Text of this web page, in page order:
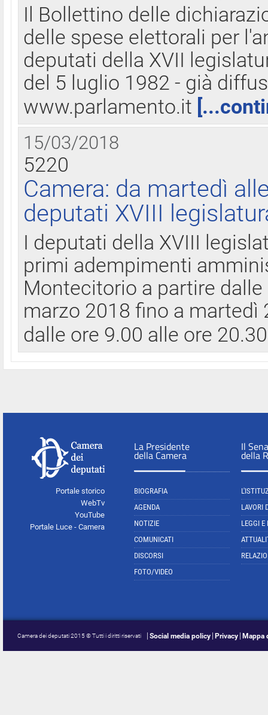
Il Bollettino delle
delle spese elettorali per
deputati della XVII
del 5 luglio 1982 - già
www.parlamento.it
15/03/2018
5220
Camera: da martedì
deputati XVIII
I deputati della XVIII
primi adempimenti
Montecitorio a partire
marzo 2018 fino a
dalle ore 9.00 alle ore
Portale storico
WebTv
YouTube
Portale Luce - Camera
La Presidente
della Camera
BIOGRAFIA
AGENDA
NOTIZIE
COMUNICATI
DISCORSI
FOTO/VIDEO
Il
della
LAVORI
LEGGI E
Camera dei deputati 2015 © Tutti i diritti riservati Social media policy Privacy Mappa